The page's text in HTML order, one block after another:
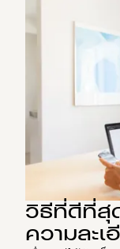
วิธีที่ดีที่สุ
ความละ